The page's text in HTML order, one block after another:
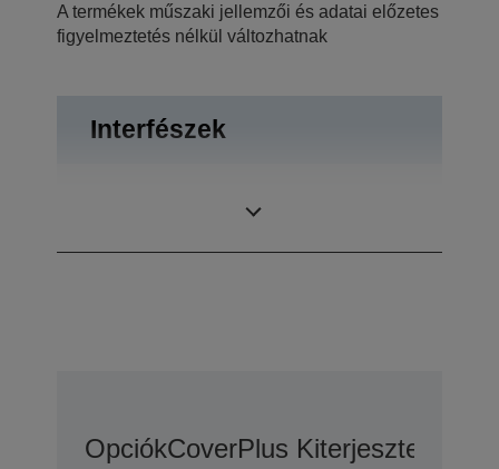
A termékek műszaki jellemzői és adatai előzetes
figyelmeztetés nélkül változhatnak
Interfészek
OpciókCoverPlus Kiterjesztett